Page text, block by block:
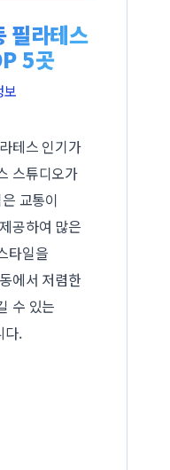
필라테스
5곳
보
테스 인기가
스튜디오가
교통이
공하여 많은
타일을
에서 저렴한
수 있는
다.